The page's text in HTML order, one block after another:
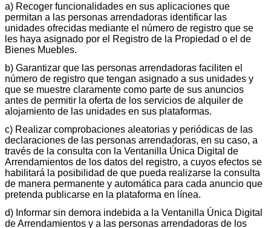
a) Recoger funcionalidades en sus aplicaciones que
permitan a las personas arrendadoras identificar las
unidades ofrecidas mediante el número de registro que se
les haya asignado por el Registro de la Propiedad o el de
Bienes Muebles.
b) Garantizar que las personas arrendadoras faciliten el
número de registro que tengan asignado a sus unidades y
que se muestre claramente como parte de sus anuncios
antes de permitir la oferta de los servicios de alquiler de
alojamiento de las unidades en sus plataformas.
c) Realizar comprobaciones aleatorias y periódicas de las
declaraciones de las personas arrendadoras, en su caso, a
través de la consulta con la Ventanilla Única Digital de
Arrendamientos de los datos del registro, a cuyos efectos se
habilitará la posibilidad de que pueda realizarse la consulta
de manera permanente y automática para cada anuncio que
pretenda publicarse en la plataforma en línea.
d) Informar sin demora indebida a la Ventanilla Única Digital
de Arrendamientos y a las personas arrendadoras de los